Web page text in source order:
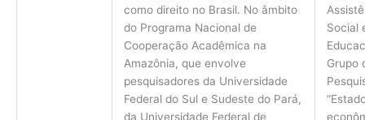
como direito no Brasil. No âmbito
do Programa Nacional de
Cooperação Acadêmica na
Amazônia, que envolve
pesquisadores da Universidade
Federal do Sul e Sudeste do Pará,
da Universidade Federal de
Social
Grupo